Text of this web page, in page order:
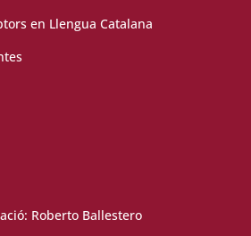
en Llengua Catalana
Roberto Ballestero